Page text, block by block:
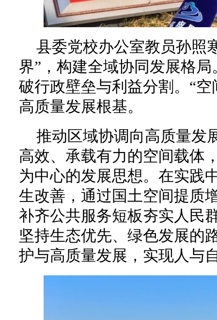
县委党校办公室教员孙照
界”，构建全域协同发展格
破行政壁垒与利益分割。“
高质量发展根基。
推动区域协调向高质量发
高效、承载有力的空间载体
为中心的发展思想。在实践
生改善，通过国土空间提质
补齐公共服务短板夯实人民
坚持生态优先、绿色发展的
护与高质量发展，实现人与